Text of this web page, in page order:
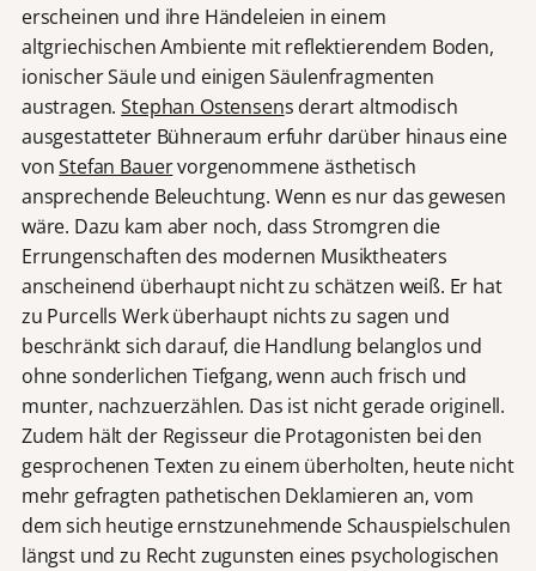
erscheinen und ihre Händeleien in einem
altgriechischen Ambiente mit reflektierendem Boden,
ionischer Säule und einigen Säulenfragmenten
austragen.Stephan Ostensens derart altmodisch
ausgestatteter Bühneraum erfuhr darüber hinaus eine
vonStefan Bauervorgenommene ästhetisch
ansprechende Beleuchtung. Wenn es nur das gewesen
wäre. Dazu kam aber noch, dass Stromgren die
Errungenschaften des modernen Musiktheaters
anscheinend überhaupt nicht zu schätzen weiß. Er hat
zu Purcells Werk überhaupt nichts zu sagen und
beschränkt sich darauf, die Handlung belanglos und
ohne sonderlichen Tiefgang, wenn auch frisch und
munter, nachzuerzählen. Das ist nicht gerade originell.
Zudem hält der Regisseur die Protagonisten bei den
gesprochenen Texten zu einem überholten, heute nicht
mehr gefragten pathetischen Deklamieren an, vom
dem sich heutige ernstzunehmende Schauspielschulen
längst und zu Recht zugunsten eines psychologischen